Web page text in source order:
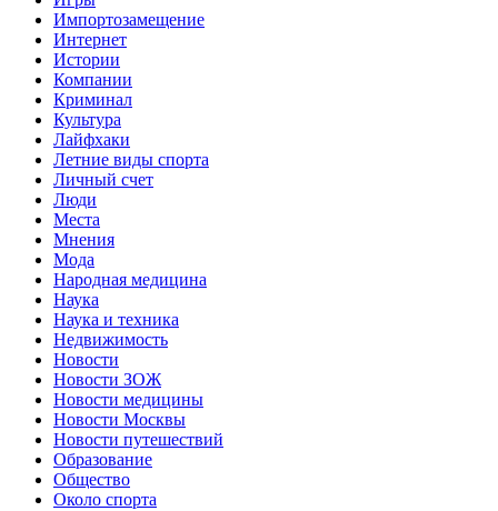
Импортозамещение
Интернет
Истории
Компании
Криминал
Культура
Лайфхаки
Летние виды спорта
Личный счет
Люди
Места
Мнения
Мода
Народная медицина
Наука
Наука и техника
Недвижимость
Новости
Новости ЗОЖ
Новости медицины
Новости Москвы
Новости путешествий
Образование
Общество
Около спорта